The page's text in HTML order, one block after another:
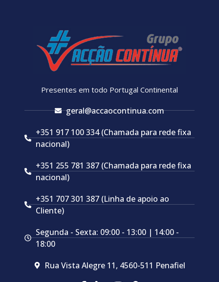
Presentes em todo Portugal Continental
geral@accaocontinua.com
+351 917 100 334 (Chamada para rede fixa
nacional)
+351 255 781 387 (Chamada para rede fixa
nacional)
+351 707 301 387 (Linha de apoio ao
Cliente)
Segunda - Sexta: 09:00 - 13:00 | 14:00 -
18:00
Rua Vista Alegre 11, 4560-511 Penafiel